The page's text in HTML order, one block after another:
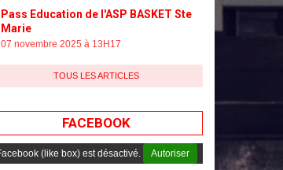
01 mai 2026 à 00H00
Pass Education de l'ASP BASKET Ste
07 novembre 2025 à 13H17
FACEBOOK